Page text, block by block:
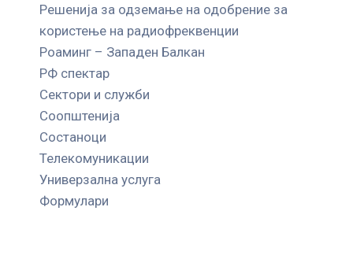
Решенија за одземање на одобрение за
користење на радиофреквенции
Роаминг – Западен Балкан
РФ спектар
Сектори и служби
Соопштенија
Состаноци
Телекомуникации
Универзална услуга
Формулари